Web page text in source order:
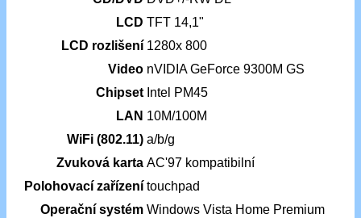
LCD TFT 14,1"
LCD rozlišení 1280x 800
Video nVIDIA GeForce 9300M GS
Chipset Intel PM45
LAN 10M/100M
WiFi (802.11) a/b/g
Zvuková karta AC'97 kompatibilní
Polohovací zařízení touchpad
Operační systém Windows Vista Home Premium